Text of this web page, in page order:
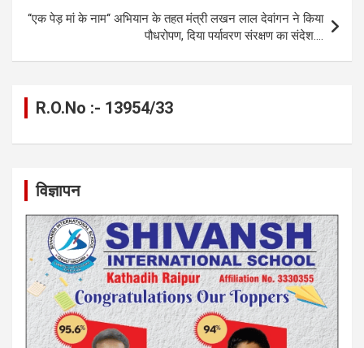
‘‘एक पेड़ मां के नाम‘‘ अभियान के तहत मंत्री लखन लाल देवांगन ने किया
पौधरोपण, दिया पर्यावरण संरक्षण का संदेश….
R.O.No :- 13954/33
विज्ञापन